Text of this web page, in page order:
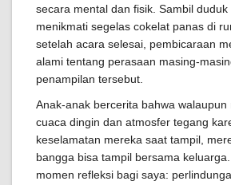
secara mental dan fisik. Sambil duduk
menikmati segelas cokelat panas di
setelah acara selesai, pembicaraan
alami tentang perasaan masing-
penampilan tersebut.
Anak-anak bercerita bahwa walaupun
cuaca dingin dan atmosfer tegang
keselamatan mereka saat tampil,
bangga bisa tampil bersama
momen refleksi bagi saya: